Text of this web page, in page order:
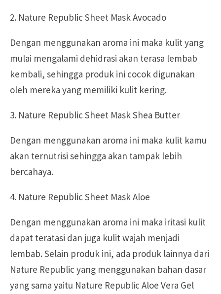
2. Nature Republic Sheet Mask Avocado
Dengan menggunakan aroma ini maka kulit yang
mulai mengalami dehidrasi akan terasa lembab
kembali, sehingga produk ini cocok digunakan
oleh mereka yang memiliki kulit kering.
3. Nature Republic Sheet Mask Shea Butter
Dengan menggunakan aroma ini maka kulit kamu
akan ternutrisi sehingga akan tampak lebih
bercahaya.
4. Nature Republic Sheet Mask Aloe
Dengan menggunakan aroma ini maka iritasi kulit
dapat teratasi dan juga kulit wajah menjadi
lembab. Selain produk ini, ada produk lainnya dari
Nature Republic yang menggunakan bahan dasar
yang sama yaitu Nature Republic Aloe Vera Gel